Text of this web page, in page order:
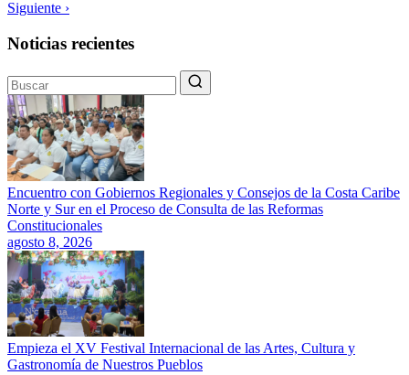
Siguiente ›
Noticias recientes
Encuentro con Gobiernos Regionales y Consejos de la Costa Caribe
Norte y Sur en el Proceso de Consulta de las Reformas
Constitucionales
agosto 8, 2026
Empieza el XV Festival Internacional de las Artes, Cultura y
Gastronomía de Nuestros Pueblos